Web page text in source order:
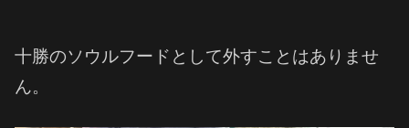
十勝のソウルフードとして外すことはありませ
ん。